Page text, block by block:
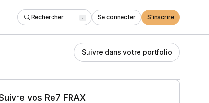
Rechercher / Se connecter S'inscrire
Suivre dans votre portfolio
vos Re7 FRAX